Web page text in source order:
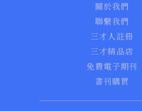
關於我們
聯繫我們
三才人註冊
三才精品店
免費電子期刊
書刊購買